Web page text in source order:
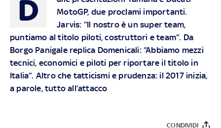
D
MotoGP, due proclami importanti.
Jarvis: “Il nostro è un super team,
puntiamo al titolo piloti, costruttori e team”. Da
Borgo Panigale replica Domenicali: “Abbiamo mezzi
tecnici, economici e piloti per riportare il titolo in
Italia”. Altro che tatticismi e prudenza: il 2017 inizia,
a parole, tutto all’attacco
CONDIVIDI